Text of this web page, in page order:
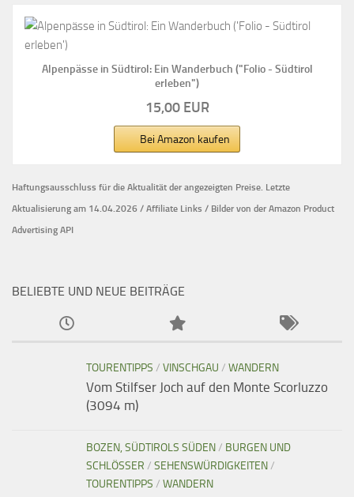
Alpenpässe in Südtirol: Ein Wanderbuch ("Folio - Südtirol
erleben")
15,00 EUR
Bei Amazon kaufen
Haftungsausschluss für die Aktualität der angezeigten Preise. Letzte
Aktualisierung am 14.04.2026 / Affiliate Links / Bilder von der Amazon Product
Advertising API
BELIEBTE UND NEUE BEITRÄGE
TOURENTIPPS / VINSCHGAU / WANDERN
Vom Stilfser Joch auf den Monte Scorluzzo
(3094 m)
BOZEN, SÜDTIROLS SÜDEN/ BURGEN UND
SCHLÖSSER / SEHENSWÜRDIGKEITEN/
TOURENTIPPS / WANDERN